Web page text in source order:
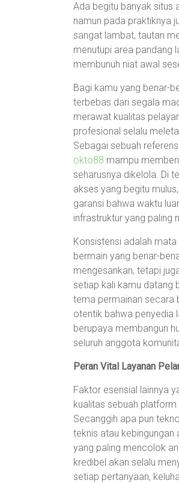
Ada begitu banyak situs
namun pada praktiknya
sangat lambat, tautan
menutupi area pandang
membunuh niat awal
Bagi kamu yang benar-
terbebas dari segala
merawat kualitas
profesional selalu
Sebagai sebuah
okto88 mampu
seharusnya dikelola. Di
akses yang begitu
garansi bahwa waktu
infrastruktur yang paling
Konsistensi adalah
bermain yang benar-
mengesankan, tetapi
setiap kali kamu datang
tema permainan secara
otentik bahwa penyedia
berupaya membangun
seluruh anggota
Peran Vital Layanan
Faktor esensial lainnya
kualitas sebuah
Secanggih apa pun
teknis atau kebingungan
yang paling mencolok
kredibel akan selalu
setiap pertanyaan,